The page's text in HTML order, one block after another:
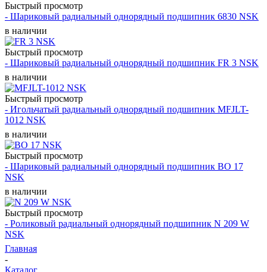
Быстрый просмотр
- Шариковый радиальный однорядный подшипник 6830 NSK
в наличии
Быстрый просмотр
- Шариковый радиальный однорядный подшипник FR 3 NSK
в наличии
Быстрый просмотр
- Игольчатый радиальный однорядный подшипник MFJLT-
1012 NSK
в наличии
Быстрый просмотр
- Шариковый радиальный однорядный подшипник BO 17
NSK
в наличии
Быстрый просмотр
- Роликовый радиальный однорядный подшипник N 209 W
NSK
Главная
-
Каталог